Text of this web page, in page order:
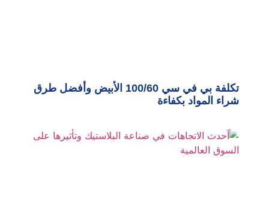
تكلفة بي في سي 100/60 الأبيض وأفضل طرق
شراء المواد بكفاءة